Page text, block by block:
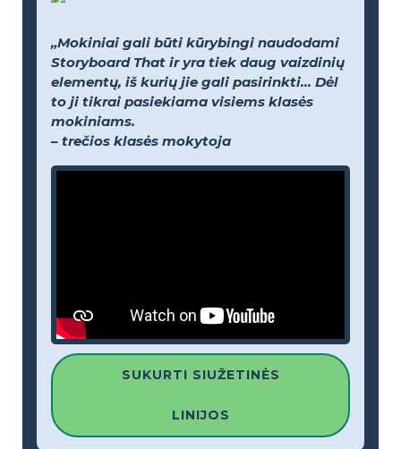
„Mokiniai gali būti kūrybingi naudodami
Storyboard That ir yra tiek daug vaizdinių
elementų, iš kurių jie gali pasirinkti... Dėl
to ji tikrai pasiekiama visiems klasės
mokiniams.
– trečios klasės mokytoja
SUKURTI SIUŽETINĖS
LINIJOS